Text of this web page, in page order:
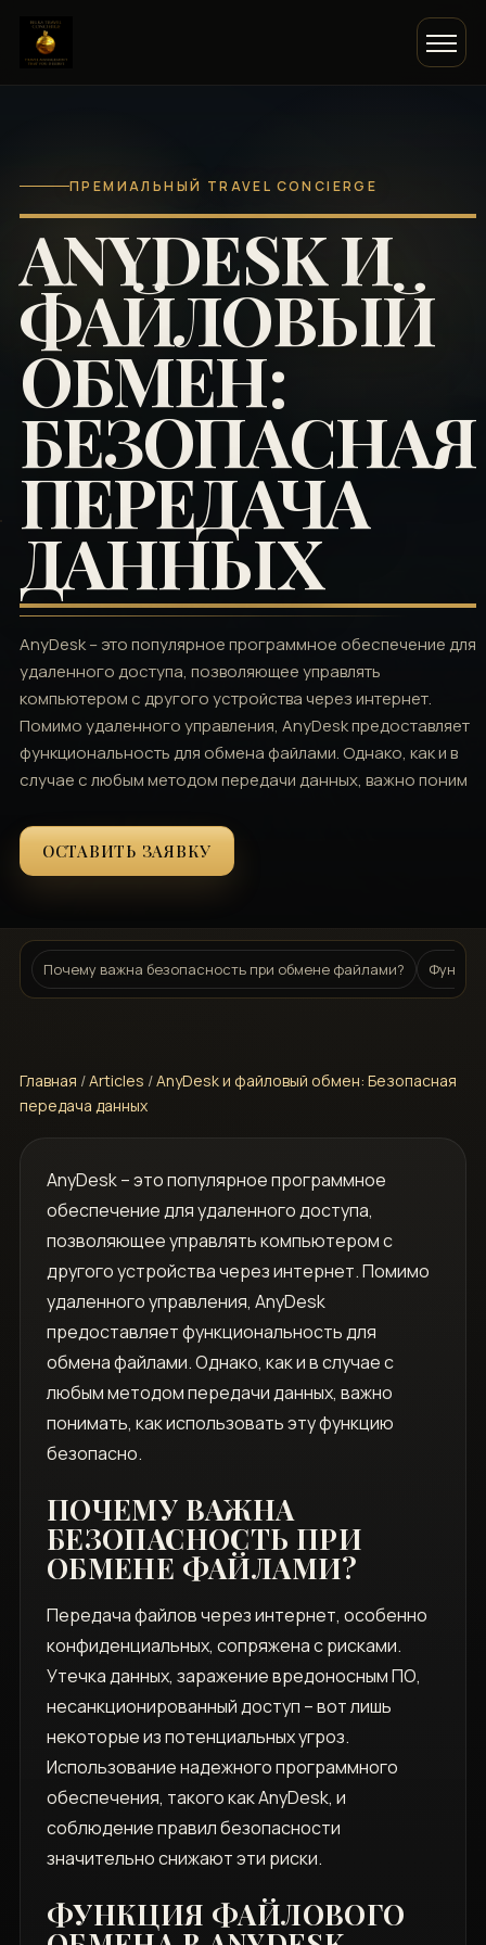
ПРЕМИАЛЬНЫЙ TRAVEL CONCIERGE
ANYDESK И
ФАЙЛОВЫЙ
ОБМЕН:
БЕЗОПАСНАЯ
ПЕРЕДАЧА
ДАННЫХ
AnyDesk – это популярное программное обеспечение для
удаленного доступа, позволяющее управлять
компьютером с другого устройства через интернет.
Помимо удаленного управления, AnyDesk предоставляет
функциональность для обмена файлами. Однако, как и в
случае с любым методом передачи данных, важно поним
ОСТАВИТЬ ЗАЯВКУ
Почему важна безопасность при обмене файлами?
Главная /Articles /AnyDesk и файловый обмен: Безопасная
передача данных
AnyDesk – это популярное программное
обеспечение для удаленного доступа,
позволяющее управлять компьютером с
другого устройства через интернет. Помимо
удаленного управления, AnyDesk
предоставляет функциональность для
обмена файлами. Однако, как и в случае с
любым методом передачи данных, важно
понимать, как использовать эту функцию
безопасно.
ПОЧЕМУ ВАЖНА
БЕЗОПАСНОСТЬ ПРИ
ОБМЕНЕ ФАЙЛАМИ?
Передача файлов через интернет, особенно
конфиденциальных, сопряжена с рисками.
Утечка данных, заражение вредоносным ПО,
несанкционированный доступ – вот лишь
некоторые из потенциальных угроз.
Использование надежного программного
обеспечения, такого как AnyDesk, и
соблюдение правил безопасности
значительно снижают эти риски.
ФУНКЦИЯ ФАЙЛОВОГО